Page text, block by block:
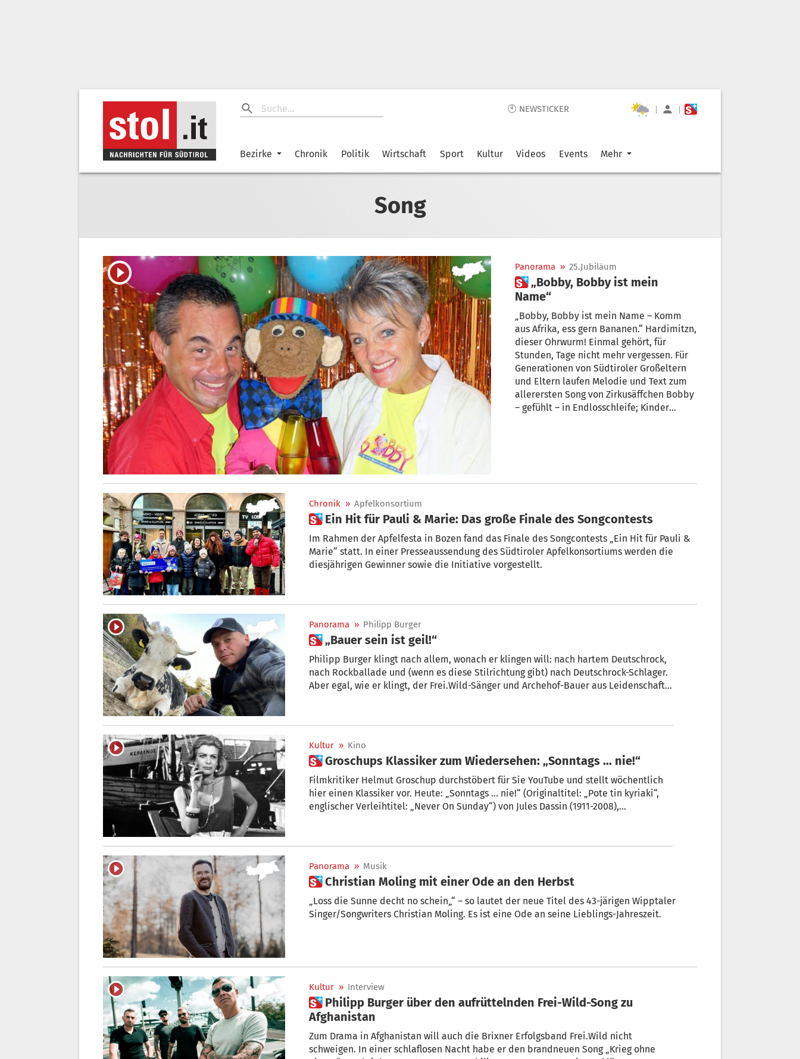
🕙 NEWSTICKER | |
Bezirke Chronik Politik Wirtschaft Sport Kultur Videos Events Mehr
Song
Panorama » 25.Jubiläum
 „Bobby, Bobby ist mein
Name“
„Bobby, Bobby ist mein Name – Komm
aus Afrika, ess gern Bananen.“ Hardimitzn,
dieser Ohrwurm! Einmal gehört, für
Stunden, Tage nicht mehr vergessen. Für
Generationen von Südtiroler Großeltern
und Eltern laufen Melodie und Text zum
allerersten Song von Zirkusäffchen Bobby
– gefühlt – in Endlosschleife; Kinder
Chronik » Apfelkonsortium
 Ein Hit für Pauli & Marie: Das große Finale des Songcontests
Im Rahmen der Apfelfesta in Bozen fand das Finale des Songcontests „Ein Hit für Pauli &
Marie“ statt. In einer Presseaussendung des Südtiroler Apfelkonsortiums werden die
diesjährigen Gewinner sowie die Initiative vorgestellt.
Panorama » Philipp Burger
 „Bauer sein ist geil!“
Philipp Burger klingt nach allem, wonach er klingen will: nach hartem Deutschrock,
nach Rockballade und (wenn es diese Stilrichtung gibt) nach Deutschrock-Schlager.
Aber egal, wie er klingt, der Frei.Wild-Sänger und Archehof-Bauer aus Leidenschaft
Kultur » Kino
 Groschups Klassiker zum Wiedersehen: „Sonntags ... nie!“
Filmkritiker Helmut Groschup durchstöbert für Sie YouTube und stellt wöchentlich
hier einen Klassiker vor. Heute: „Sonntags ... nie!“ (Originaltitel: „Pote tin kyriaki“,
englischer Verleihtitel: „Never On Sunday“) von Jules Dassin (1911-2008),
Panorama » Musik
 Christian Moling mit einer Ode an den Herbst
„Loss die Sunne decht no schein„“ – so lautet der neue Titel des 43-järigen Wipptaler
Singer/Songwriters Christian Moling. Es ist eine Ode an seine Lieblings-Jahreszeit.
Kultur » Interview
 Philipp Burger über den aufrüttelnden Frei-Wild-Song zu
Afghanistan
Zum Drama in Afghanistan will auch die Brixner Erfolgsband Frei.Wild nicht
schweigen. In einer schlaflosen Nacht habe er den brandneuen Song „Krieg ohne